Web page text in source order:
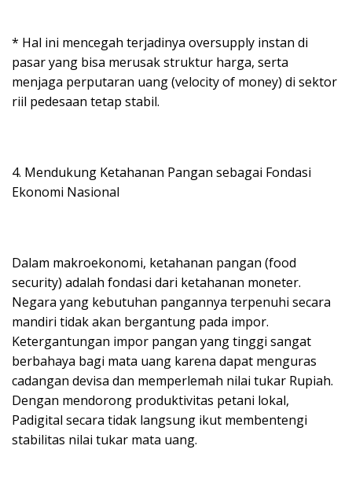
* Hal ini mencegah terjadinya oversupply instan di
pasar yang bisa merusak struktur harga, serta
menjaga perputaran uang (velocity of money) di sektor
riil pedesaan tetap stabil.
4. Mendukung Ketahanan Pangan sebagai Fondasi
Ekonomi Nasional
Dalam makroekonomi, ketahanan pangan (food
security) adalah fondasi dari ketahanan moneter.
Negara yang kebutuhan pangannya terpenuhi secara
mandiri tidak akan bergantung pada impor.
Ketergantungan impor pangan yang tinggi sangat
berbahaya bagi mata uang karena dapat menguras
cadangan devisa dan memperlemah nilai tukar Rupiah.
Dengan mendorong produktivitas petani lokal,
Padigital secara tidak langsung ikut membentengi
stabilitas nilai tukar mata uang.